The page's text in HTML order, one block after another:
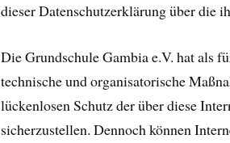
dieser Datenschutzerklärung über die
Die Grundschule Gambia e.V. hat als
technische und organisatorische
lückenlosen Schutz der über diese
sicherzustellen. Dennoch können